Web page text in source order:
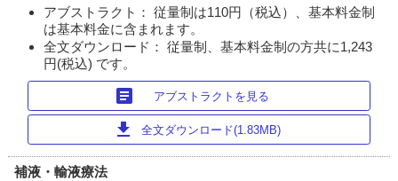
アブストラクト： 従量制は110円（税込）、基本料金制
は基本料金に含まれます。
全文ダウンロード： 従量制、基本料金制の方共に1,243
円(税込) です。
article アブストラクトを見る
download 全文ダウンロード(1.83MB)
補液・輸液療法